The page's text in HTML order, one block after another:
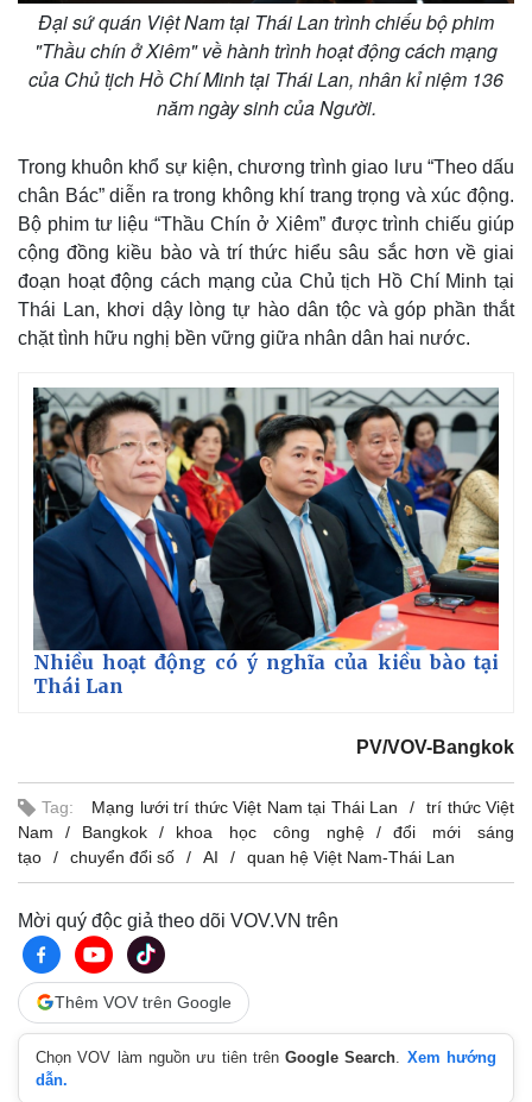
Thể thao
Bóng đá
Ô tô - Xe máy
Đại sứ quán Việt Nam tại Thái Lan trình chiếu bộ phim
"Thầu chín ở Xiêm" về hành trình hoạt động cách mạng
của Chủ tịch Hồ Chí Minh tại Thái Lan, nhân kỉ niệm 136
năm ngày sinh của Người.
Trong khuôn khổ sự kiện, chương trình giao lưu “Theo dấu
chân Bác” diễn ra trong không khí trang trọng và xúc động.
Bộ phim tư liệu “Thầu Chín ở Xiêm” được trình chiếu giúp
cộng đồng kiều bào và trí thức hiểu sâu sắc hơn về giai
đoạn hoạt động cách mạng của Chủ tịch Hồ Chí Minh tại
Thái Lan, khơi dậy lòng tự hào dân tộc và góp phần thắt
chặt tình hữu nghị bền vững giữa nhân dân hai nước.
Nhiều hoạt động có ý nghĩa của kiều bào tại
Thái Lan
PV/VOV-Bangkok
Tag: Mạng lưới trí thức Việt Nam tại Thái Lan
trí thức Việt
Nam
Bangkok khoa học công nghệ
đổi mới sáng
tạo
chuyển đổi số AI quan hệ Việt Nam-Thái Lan
Mời quý độc giả theo dõi VOV.VN trên
Thêm VOV trên Google
Chọn VOV làm nguồn ưu tiên trênGoogle Search
Xem hướng
dẫn.